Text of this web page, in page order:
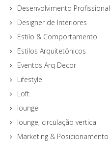
Desenvolvimento Profissional
Designer de Interiores
Estilo & Comportamento
Estilos Arquitetônicos
Eventos Arq Decor
Lifestyle
Loft
lounge
lounge, circulação vertical
Marketing & Posicionamento